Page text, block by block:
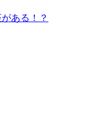
ある！？